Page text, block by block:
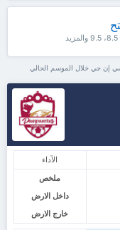
إن جي خلال الموسم الحالي
الآداء
ملخص
داخل الارض
خارج الارض